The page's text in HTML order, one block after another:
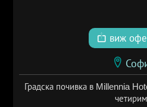
виж
Градска почивка в Millennia